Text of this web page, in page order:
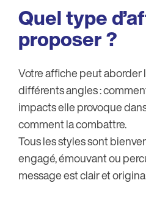
Quel type
proposer ?
Votre affiche peut aborder
différents angles :
impacts elle provoque
comment la combattre.
Tous les styles sont
engagé, émouvant ou
message est clair et